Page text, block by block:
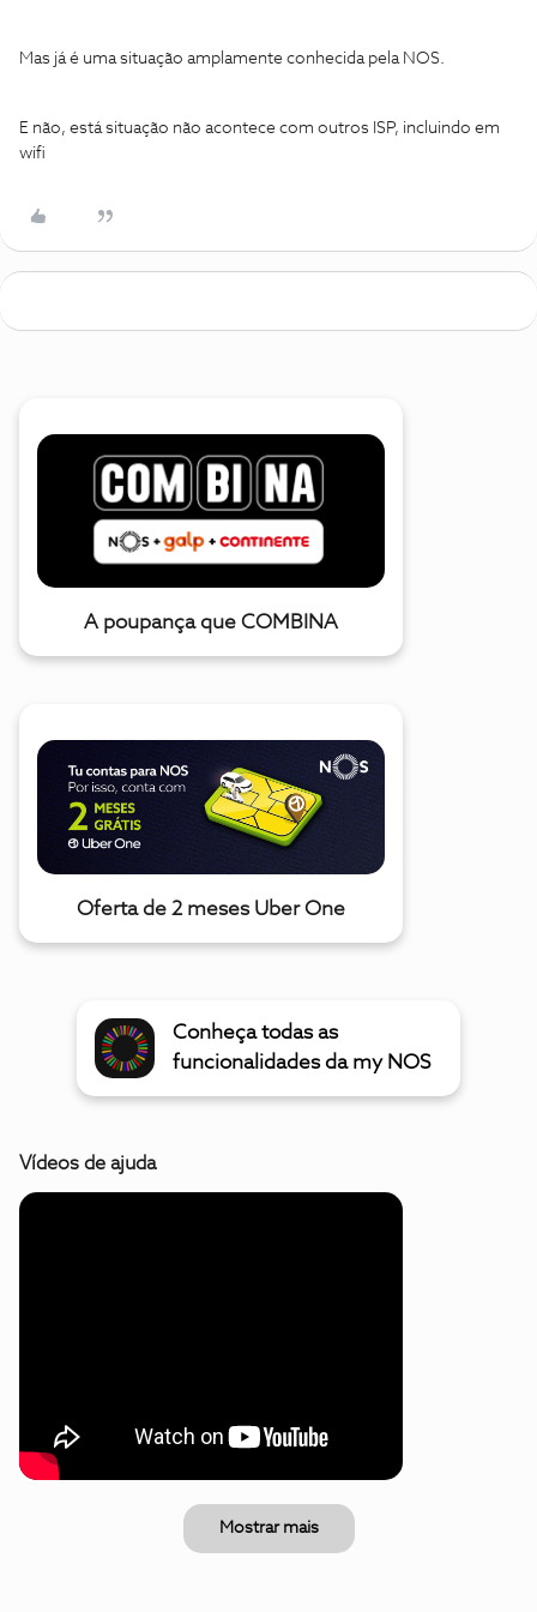
Mas já é uma situação amplamente conhecida pela NOS.
E não, está situação não acontece com outros ISP, incluindo em
wifi
A poupança que COMBINA
Oferta de 2 meses Uber One
Conheça todas as
funcionalidades da my NOS
Vídeos de ajuda
Mostrar mais